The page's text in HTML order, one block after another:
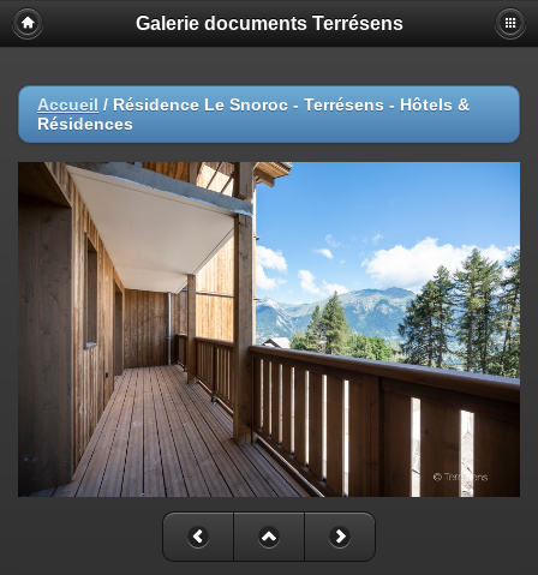
Galerie documents Terrésens
Accueil / Résidence Le Snoroc - Terrésens - Hôtels &
Résidences